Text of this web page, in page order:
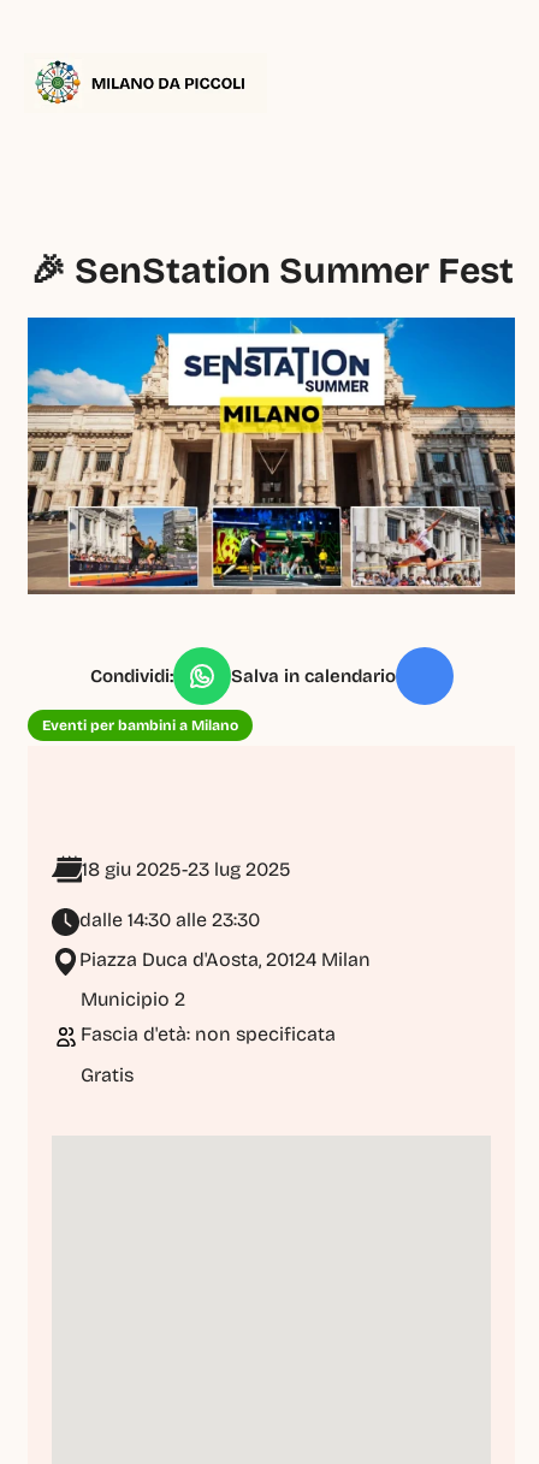
🎉 SenStation Summer Fest
Condividi: Salva in calendario
Eventi per bambini a Milano
18 giu 2025-23 lug 2025
dalle 14:30 alle 23:30
Piazza Duca d'Aosta, 20124 Milan
Municipio 2
Fascia d'età: non specificata
Gratis